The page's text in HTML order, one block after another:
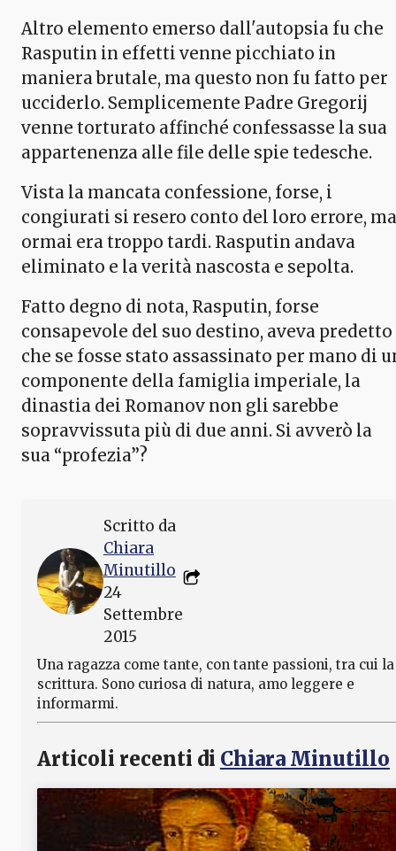
Altro elemento emerso dall'autopsia fu che
Rasputin in effetti venne picchiato in
maniera brutale, ma questo non fu fatto per
ucciderlo. Semplicemente Padre Gregorij
venne torturato affinché confessasse la sua
appartenenza alle file delle spie tedesche.
Vista la mancata confessione, forse, i
congiurati si resero conto del loro errore, ma
ormai era troppo tardi. Rasputin andava
eliminato e la verità nascosta e sepolta.
Fatto degno di nota, Rasputin, forse
consapevole del suo destino, aveva predetto
che se fosse stato assassinato per mano di
componente della famiglia imperiale, la
dinastia dei Romanov non gli sarebbe
sopravvissuta più di due anni. Si avverò la
sua “profezia”?
Scritto da
Chiara
Minutillo
24
Settembre
2015
Una ragazza come tante, con tante passioni, tra cui la
scrittura. Sono curiosa di natura, amo leggere e
informarmi.
Articoli recenti di Chiara Minutillo